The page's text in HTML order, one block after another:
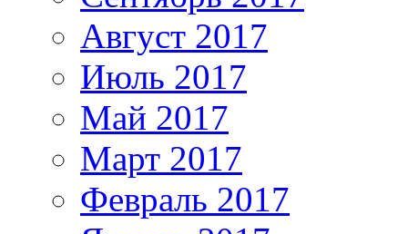
Август 2017
Июль 2017
Май 2017
Март 2017
Февраль 2017